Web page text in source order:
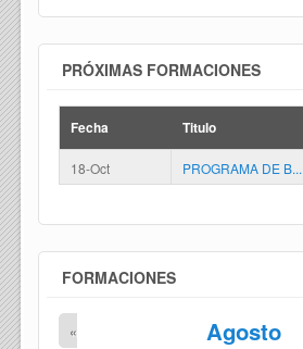
PRÓXIMAS FORMACIONES
Fecha Titulo
18-Oct PROGRAMA DE B...
FORMACIONES
Agosto
«